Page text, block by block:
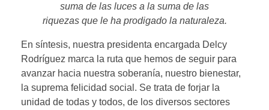
suma de las luces a la suma de las
riquezas que le ha prodigado la naturaleza.
En síntesis, nuestra presidenta encargada Delcy
Rodríguez marca la ruta que hemos de seguir para
avanzar hacia nuestra soberanía, nuestro bienestar,
la suprema felicidad social. Se trata de forjar la
unidad de todas y todos, de los diversos sectores